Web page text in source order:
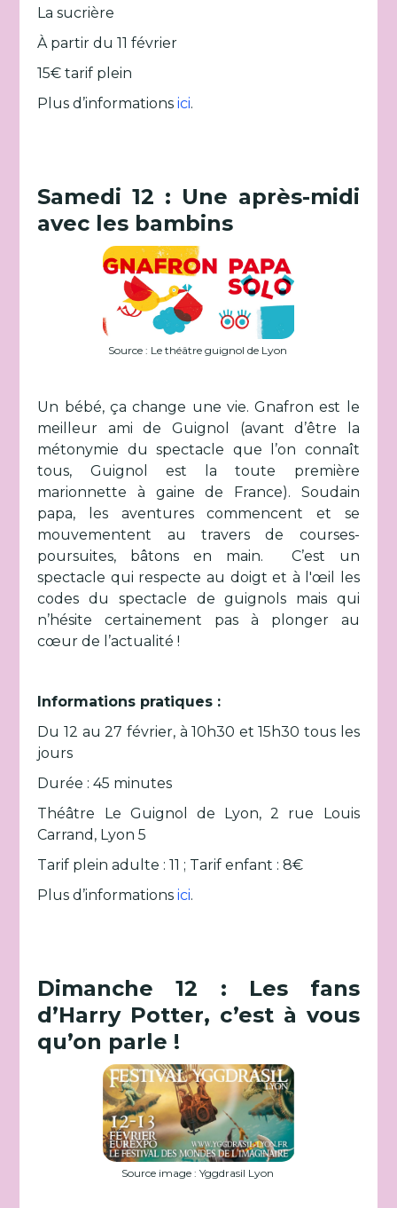
La sucrière
À partir du 11 février
15€ tarif plein
Plus d’informationsici.
Samedi 12 : Une après-midi
avec les bambins
Source : Le théâtre guignol de Lyon
Un bébé, ça change une vie. Gnafron est le
meilleur ami de Guignol (avant d’être la
métonymie du spectacle que l’on connaît
tous, Guignol est la toute première
marionnette à gaine de France). Soudain
papa, les aventures commencent et se
mouvementent au travers de courses-
poursuites, bâtons en main. C’est un
spectacle qui respecte au doigt et à l'œil les
codes du spectacle de guignols mais qui
n’hésite certainement pas à plonger au
cœur de l’actualité !
Informations pratiques :
Du 12 au 27 février, à 10h30 et 15h30 tous les
jours
Durée : 45 minutes
Théâtre Le Guignol de Lyon, 2 rue Louis
Carrand, Lyon 5
Tarif plein adulte : 11 ; Tarif enfant : 8€
Plus d’informationsici.
Dimanche 12 : Les fans
d’Harry Potter, c’est à vous
qu’on parle !
Source image : Yggdrasil Lyon